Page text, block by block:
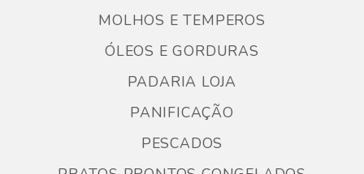
MOLHOS E TEMPEROS
ÓLEOS E GORDURAS
PADARIA LOJA
PANIFICAÇÃO
PESCADOS